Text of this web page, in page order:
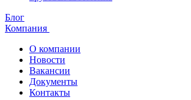
Блог
Компания
О компании
Новости
Вакансии
Документы
Контакты